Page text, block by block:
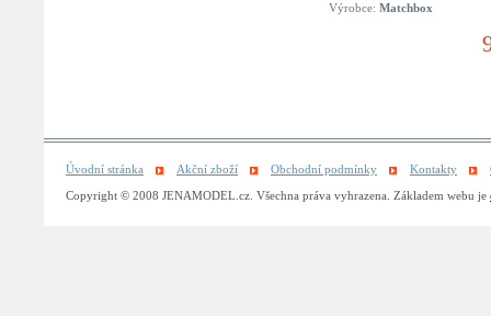
Výrobce: Matchbox
Úvodní stránka Akční zboží Obchodní podmínky Kontakty
Copyright © 2008 JENAMODEL.cz. Všechna práva vyhrazena. Základem webu je